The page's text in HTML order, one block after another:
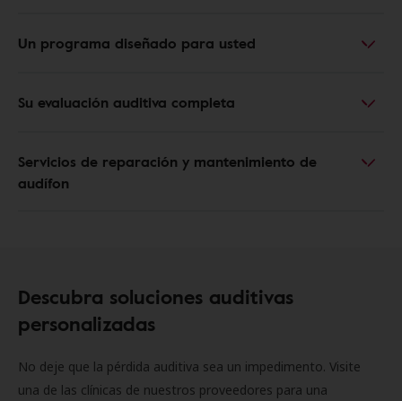
Un programa diseñado para usted
Su evaluación auditiva completa
Servicios de reparación y mantenimiento de
audífon
Descubra soluciones auditivas
personalizadas
No deje que la pérdida auditiva sea un impedimento. Visite
una de las clínicas de nuestros proveedores para una